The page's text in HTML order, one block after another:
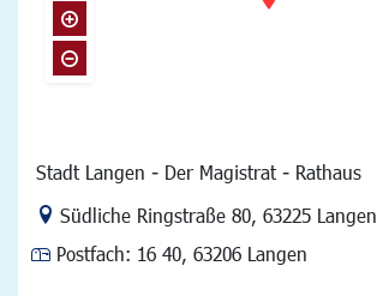
Stadt Langen - Der Magistrat - Rathaus
Link zur Google-Maps Navigation
Südliche Ringstraße 80, 63225 Langen
Postfach: 16 40, 63206 Langen